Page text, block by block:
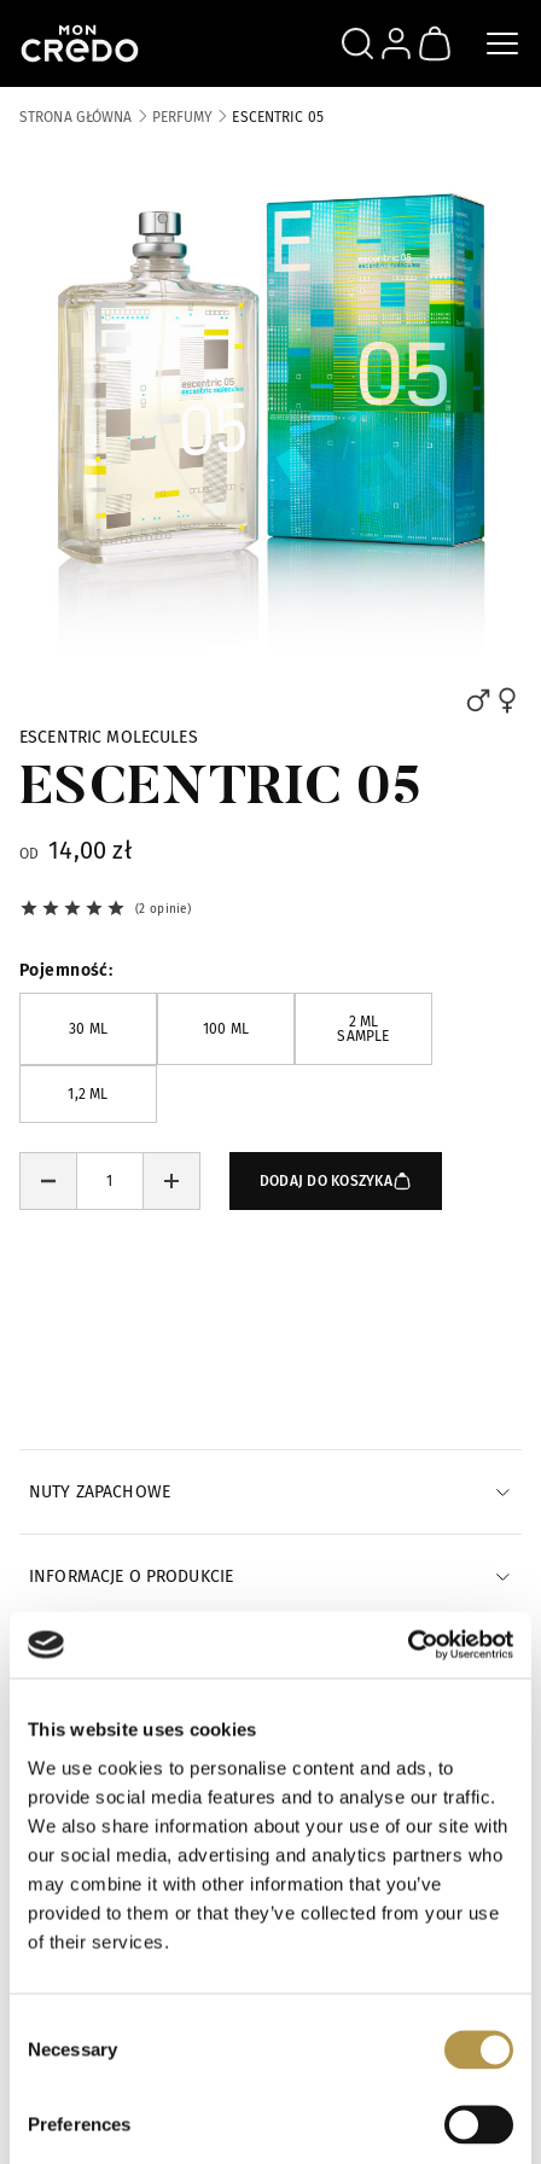
This website uses cookies
We use cookies to personalise content and ads, to
provide social media features and to analyse our traffic.
We also share information about your use of our site with
our social media, advertising and analytics partners who
may combine it with other information that you’ve
provided to them or that they’ve collected from your use
of their services.
Selection
Necessary
Preferences
SZUKAJZALOGUJ SIĘ
KOSZYK
STRONA GŁÓWNA PERFUMY ESCENTRIC 05
ESCENTRIC MOLECULES
ESCENTRIC 05
OD 14,00 zł
2 opinie
Pojemność
30 ML 100 ML
2 ML
SAMPLE
1,2 ML
DODAJ DO KOSZYKA
NUTY ZAPACHOWE
INFORMACJE O PRODUKCIE
INFORMACJE O WYSYŁCE
OPINIE 2